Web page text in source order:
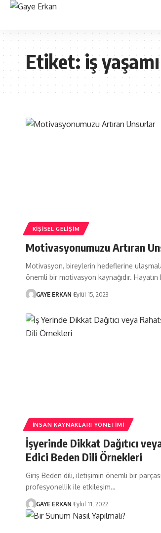
Etiket:iş yaşamı
KIŞISEL GELIŞIM
Motivasyonumuzu Artıran
Motivasyon, bireylerin hedeflerine
önemli bir motivasyon kaynağıdır. Hayatın
GAYE ERKAN Eylül 15, 2023
İNSAN KAYNAKLARI YÖNETIMI
İşyerinde Dikkat Dağıtıcı
Edici Beden Dili Örnekleri
Giriş Beden dili, iletişimin önemli bir
profesyonellik ile etkileşim…
GAYE ERKAN Eylül 11, 2022